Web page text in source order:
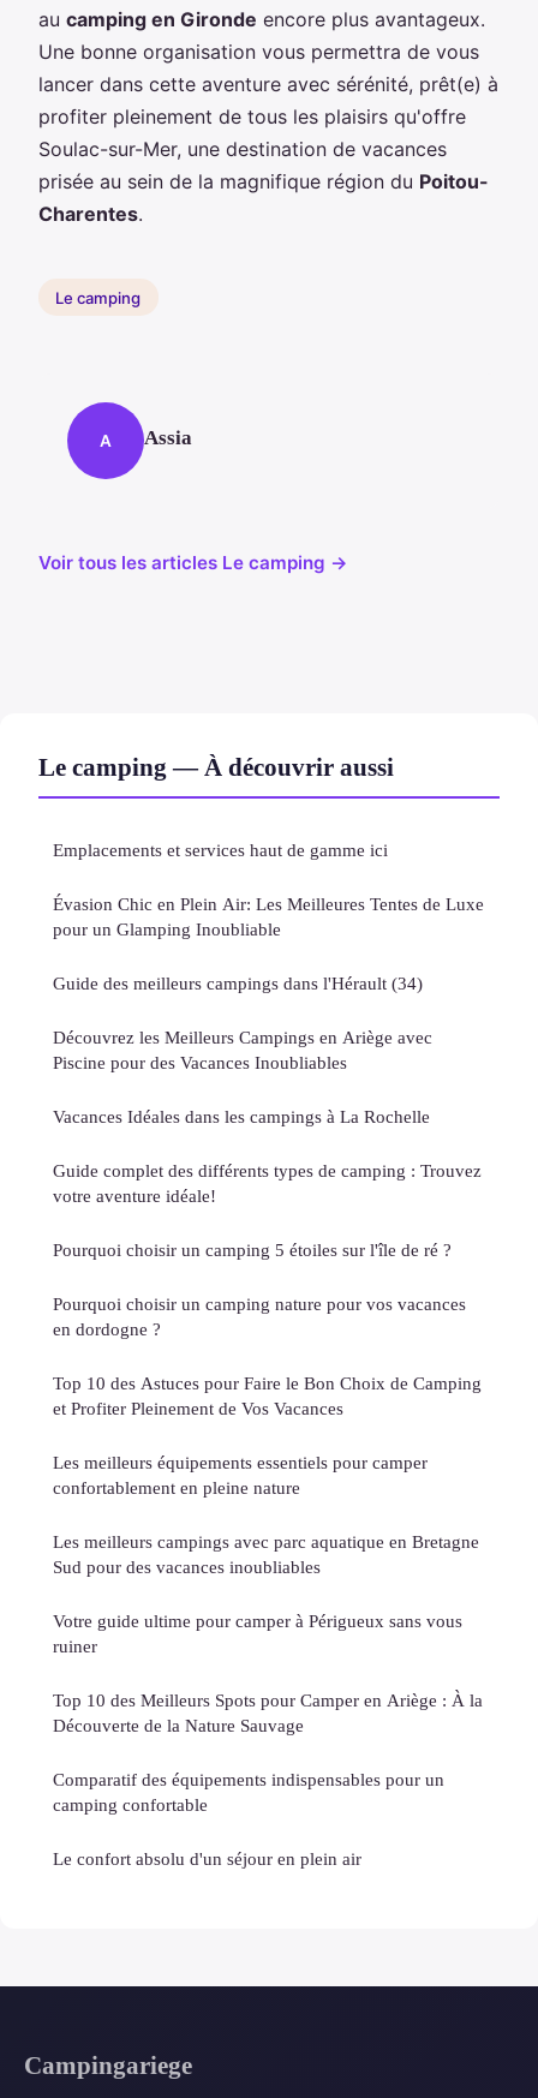
au camping en Gironde encore plus avantageux.
Une bonne organisation vous permettra de vous
lancer dans cette aventure avec sérénité, prêt(e) à
profiter pleinement de tous les plaisirs qu'offre
Soulac-sur-Mer, une destination de vacances
prisée au sein de la magnifique région du Poitou-
Charentes.
Le camping
A Assia
Voir tous les articles Le camping →
Le camping — À découvrir aussi
Emplacements et services haut de gamme ici
Évasion Chic en Plein Air: Les Meilleures Tentes de Luxe
pour un Glamping Inoubliable
Guide des meilleurs campings dans l'Hérault (34)
Découvrez les Meilleurs Campings en Ariège avec
Piscine pour des Vacances Inoubliables
Vacances Idéales dans les campings à La Rochelle
Guide complet des différents types de camping : Trouvez
votre aventure idéale!
Pourquoi choisir un camping 5 étoiles sur l'île de ré ?
Pourquoi choisir un camping nature pour vos vacances
en dordogne ?
Top 10 des Astuces pour Faire le Bon Choix de Camping
et Profiter Pleinement de Vos Vacances
Les meilleurs équipements essentiels pour camper
confortablement en pleine nature
Les meilleurs campings avec parc aquatique en Bretagne
Sud pour des vacances inoubliables
Votre guide ultime pour camper à Périgueux sans vous
ruiner
Top 10 des Meilleurs Spots pour Camper en Ariège : À la
Découverte de la Nature Sauvage
Comparatif des équipements indispensables pour un
camping confortable
Le confort absolu d'un séjour en plein air
Campingariege